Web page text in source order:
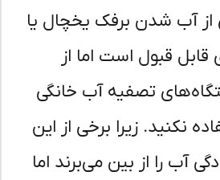
شدن برفک یخچال یا
قبول است اما از
تصفیه آب خانگی
زیرا برخی از این
را از بین می‌برند اما